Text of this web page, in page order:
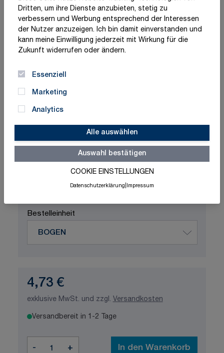
Dritten, um ihre Dienste anzubieten, stetig zu
verbessern und Werbung entsprechend der Interessen
der Nutzer anzuzeigen. Ich bin damit einverstanden und
kann meine Einwilligung jederzeit mit Wirkung für die
Zukunft widerrufen oder ändern.
Essenziell
Marketing
Analytics
Alle auswählen
Auswahl bestätigen
COOKIE EINSTELLUNGEN
Datenschutzerklärung Impressum
ISO-zertifizierte Qualität
Produktvariation wählen
Bestelleinheit
4,73 €
exklusive MwSt. und zzgl. Versandkosten
Versandbereit in 1-2 Tage
- + In den Warenkorb